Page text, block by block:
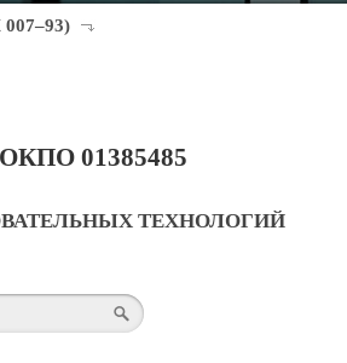
01385485
ТЕХНОЛОГИЙ